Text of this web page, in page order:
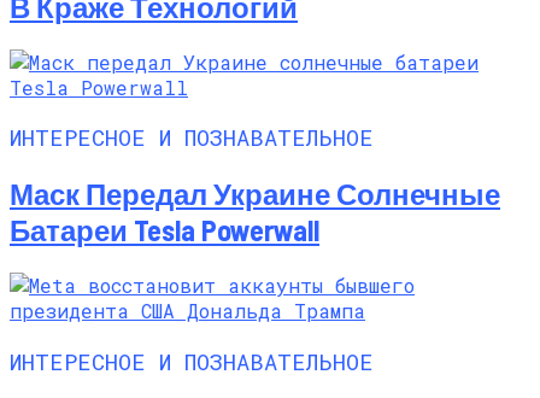
ИНТЕРЕСНОЕ И ПОЗНАВАТЕЛЬНОЕ
Маск Передал Украине Солнечные
Батареи Tesla Powerwall
ИНТЕРЕСНОЕ И ПОЗНАВАТЕЛЬНОЕ